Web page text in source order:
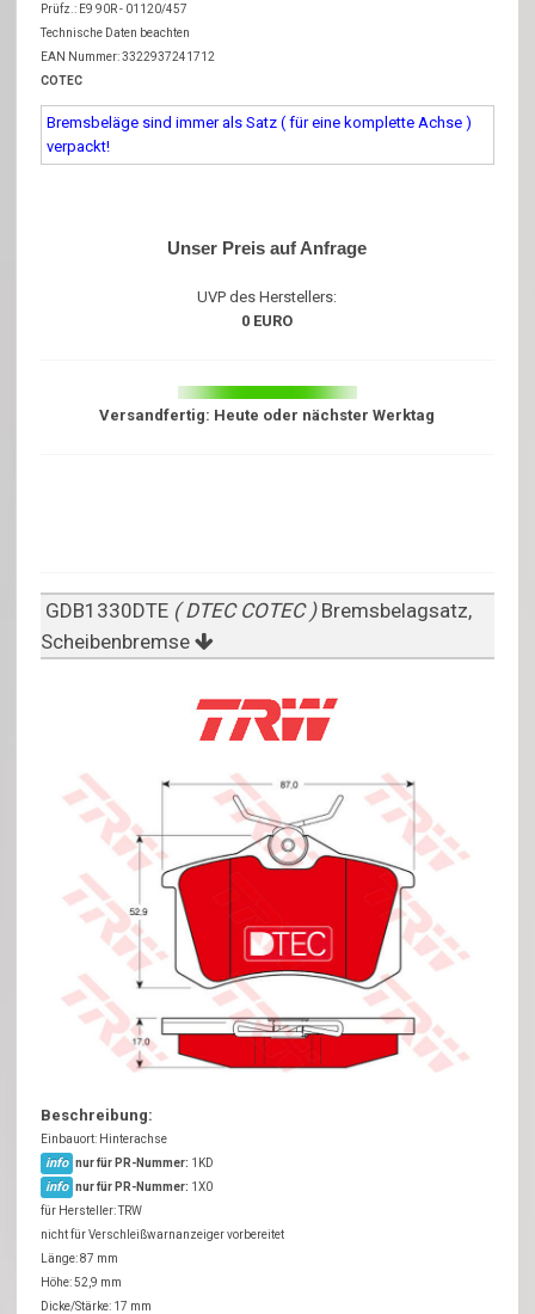
Prüfz.: E9 90R - 01120/457
Technische Daten beachten
EAN Nummer: 3322937241712
COTEC
Bremsbeläge sind immer als Satz ( für eine komplette Achse )
verpackt!
Unser Preis auf Anfrage
UVP des Herstellers:
0 EURO
Versandfertig: Heute oder nächster Werktag
GDB1330DTE ( DTEC COTEC ) Bremsbelagsatz,
Scheibenbremse
Beschreibung:
Einbauort: Hinterachse
info nur für PR-Nummer: 1KD
info nur für PR-Nummer: 1X0
für Hersteller: TRW
nicht für Verschleißwarnanzeiger vorbereitet
Länge: 87 mm
Höhe: 52,9 mm
Dicke/Stärke: 17 mm